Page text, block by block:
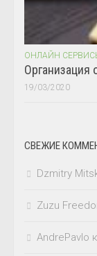
ОНЛАЙН
Организация
19/03/2020
СВЕЖИЕ
Dzmitry
Zuzu
AndrePavlo